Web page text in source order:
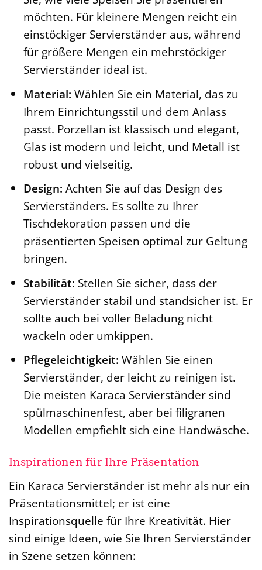
möchten. Für kleinere Mengen reicht ein
einstöckiger Servierständer aus, während
für größere Mengen ein mehrstöckiger
Servierständer ideal ist.
Material: Wählen Sie ein Material, das zu
Ihrem Einrichtungsstil und dem Anlass
passt. Porzellan ist klassisch und elegant,
Glas ist modern und leicht, und Metall ist
robust und vielseitig.
Design: Achten Sie auf das Design des
Servierständers. Es sollte zu Ihrer
Tischdekoration passen und die
präsentierten Speisen optimal zur Geltung
bringen.
Stabilität: Stellen Sie sicher, dass der
Servierständer stabil und standsicher ist. Er
sollte auch bei voller Beladung nicht
wackeln oder umkippen.
Pflegeleichtigkeit: Wählen Sie einen
Servierständer, der leicht zu reinigen ist.
Die meisten Karaca Servierständer sind
spülmaschinenfest, aber bei filigranen
Modellen empfiehlt sich eine Handwäsche.
Inspirationen für Ihre Präsentation
Ein Karaca Servierständer ist mehr als nur ein
Präsentationsmittel; er ist eine
Inspirationsquelle für Ihre Kreativität. Hier
sind einige Ideen, wie Sie Ihren Servierständer
in Szene setzen können: